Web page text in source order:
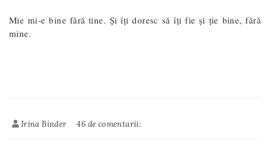
Mie mi-e bine fără tine. Și îți doresc să îți fie și ție bine, fără
mine.
Irina Binder 46 de comentarii: